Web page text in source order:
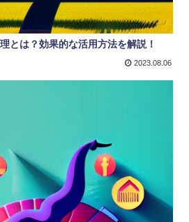
とは？効果的な活用方法を解説！
2023.08.06